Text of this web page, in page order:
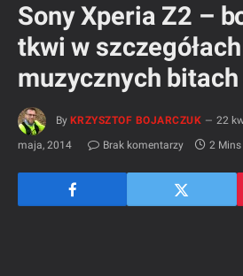
Sony Xperia Z2 –
tkwi w
muzycznych
By KRZYSZTOF BOJARCZUK 22
maja, 2014
Brak komentarzy 2 Mins